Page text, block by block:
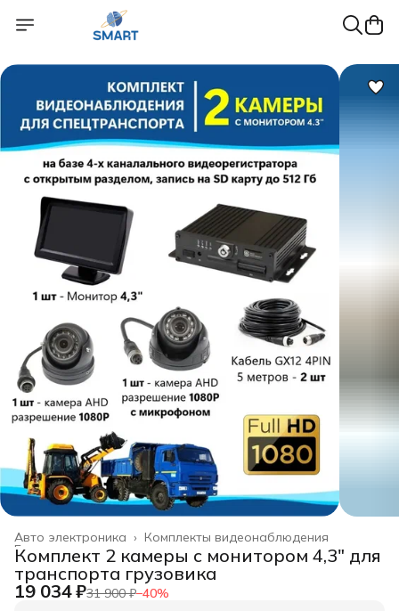
Комплекты видеонаблюдения
Авто электроника ›
Главная
Комплект 2 камеры с монитором 4,3" для
транспорта грузовика
19 034 ₽31 900 ₽−40%